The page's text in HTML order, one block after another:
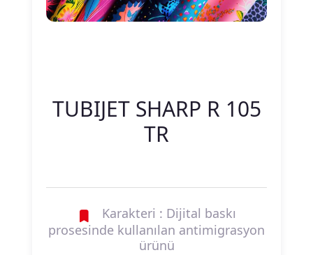
TUBIJET SHARP R 105
TR
Karakteri : Dijital baskı
prosesinde kullanılan antimigrasyon
ürünü